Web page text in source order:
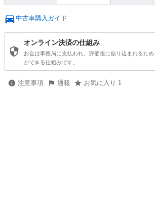
中古車購入ガイド
オンライン決済の仕組み
お金は事務局に支払われ、評価後に振り込まれるため
ができる仕組みです。
注意事項 通報 お気に入り 1